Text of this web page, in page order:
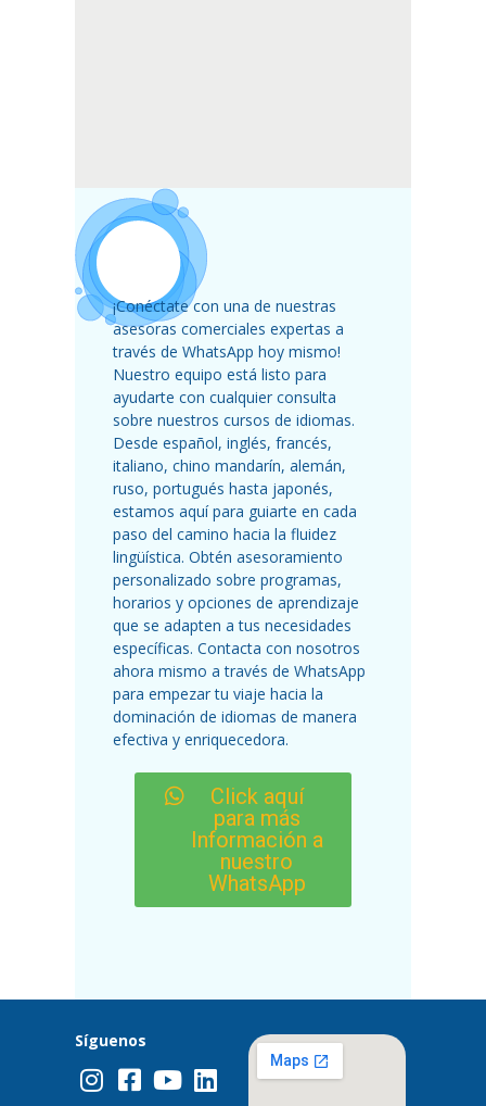
¡Conéctate con una de nuestras
asesoras comerciales expertas a
través de WhatsApp hoy mismo!
Nuestro equipo está listo para
ayudarte con cualquier consulta
sobre nuestros cursos de idiomas.
Desde español, inglés, francés,
italiano, chino mandarín, alemán,
ruso, portugués hasta japonés,
estamos aquí para guiarte en cada
paso del camino hacia la fluidez
lingüística. Obtén asesoramiento
personalizado sobre programas,
horarios y opciones de aprendizaje
que se adapten a tus necesidades
específicas. Contacta con nosotros
ahora mismo a través de WhatsApp
para empezar tu viaje hacia la
dominación de idiomas de manera
efectiva y enriquecedora.
Click aquí
para más
Información a
nuestro
WhatsApp
Síguenos